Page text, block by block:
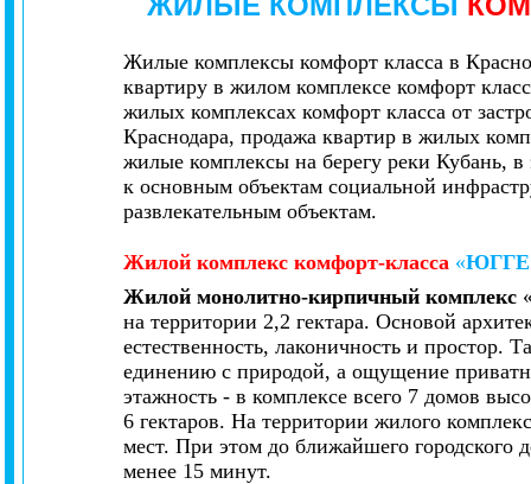
Жилые комплексы комфорт класса в
квартиру в жилом комплексе комфорт
жилых комплексах комфорт класса от
Краснодара, продажа квартир в жилых
жилые комплексы на берегу реки Кубань, в
к основным объектам социальной
развлекательным объектам.
Жилой комплекс комфорт-класса «ЮГГЕ
Жилой монолитно-кирпичный комплекс
на территории 2,2 гектара. Основой
естественность, лаконичность и простор.
единению с природой, а ощущение
этажность - в комплексе всего 7 домов
6 гектаров. На территории жилого
мест. При этом до ближайшего городского
менее 15 минут.